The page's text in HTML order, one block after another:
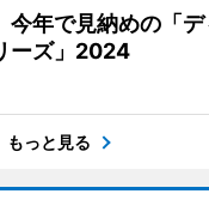
今年で見納めの「
ーズ」2024
もっと見る